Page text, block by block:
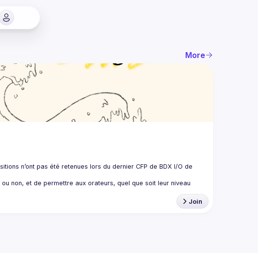
More
n’ont pas été retenues lors du dernier CFP de BDX I/O de
non, et de permettre aux orateurs, quel que soit leur niveau
Join